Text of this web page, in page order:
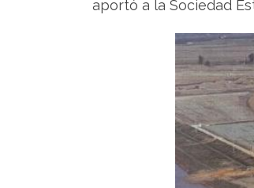
aportó a la Sociedad